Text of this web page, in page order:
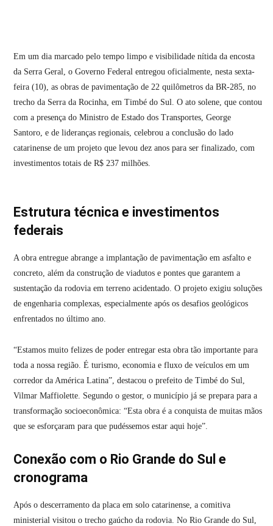
Em um dia marcado pelo tempo limpo e visibilidade nítida da encosta
da Serra Geral, o Governo Federal entregou oficialmente, nesta sexta-
feira (10), as obras de pavimentação de 22 quilômetros da BR-285, no
trecho da Serra da Rocinha, em Timbé do Sul. O ato solene, que contou
com a presença do Ministro de Estado dos Transportes, George
Santoro, e de lideranças regionais, celebrou a conclusão do lado
catarinense de um projeto que levou dez anos para ser finalizado, com
investimentos totais de R$ 237 milhões.
Estrutura técnica e investimentos
federais
A obra entregue abrange a implantação de pavimentação em asfalto e
concreto, além da construção de viadutos e pontes que garantem a
sustentação da rodovia em terreno acidentado. O projeto exigiu soluções
de engenharia complexas, especialmente após os desafios geológicos
enfrentados no último ano.
“Estamos muito felizes de poder entregar esta obra tão importante para
toda a nossa região. É turismo, economia e fluxo de veículos em um
corredor da América Latina”, destacou o prefeito de Timbé do Sul,
Vilmar Maffiolette. Segundo o gestor, o município já se prepara para a
transformação socioeconômica: “Esta obra é a conquista de muitas mãos
que se esforçaram para que pudéssemos estar aqui hoje”.
Conexão com o Rio Grande do Sul e
cronograma
Após o descerramento da placa em solo catarinense, a comitiva
ministerial visitou o trecho gaúcho da rodovia. No Rio Grande do Sul,